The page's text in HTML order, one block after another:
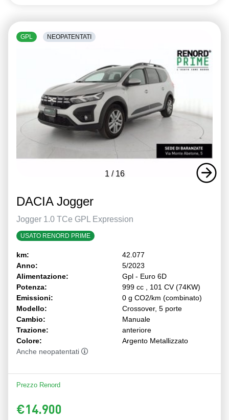
1 / 16
GPL NEOPATENTATI
DACIA Jogger
Jogger 1.0 TCe GPL Expression
USATO RENORD PRIME
km:
42.077
Anno:
5/2023
Alimentazione:
Gpl - Euro 6D
Potenza:
999 cc , 101 CV (74KW)
Emissioni:
0 g CO2/km (combinato)
Modello:
Crossover, 5 porte
Cambio:
Manuale
Trazione:
anteriore
Colore:
Argento Metallizzato
Anche neopatentati
Prezzo Renord
€14.900